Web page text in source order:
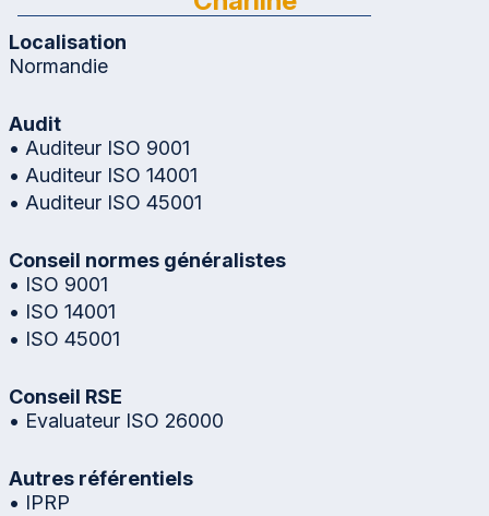
Localisation
Normandie
Audit
• Auditeur ISO 9001
• Auditeur ISO 14001
• Auditeur ISO 45001
Conseil normes généralistes
• ISO 9001
• ISO 14001
• ISO 45001
Conseil RSE
• Evaluateur ISO 26000
Autres référentiels
• IPRP